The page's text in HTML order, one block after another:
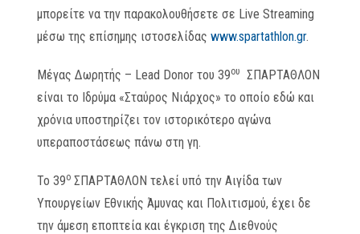
μπορείτε να την παρακολουθήσετε σε Live Streaming
μέσω της επίσημης ιστοσελίδαςwww.spartathlon.gr.
Μέγας Δωρητής – Lead Donor του 39ου
ΣΠΑΡΤΑΘΛΟΝ
είναι το Ιδρύμα «Σταύρος Νιάρχος» το οποίο εδώ και
χρόνια υποστηρίζει τον ιστορικότερο αγώνα
υπεραποστάσεως πάνω στη γη.
Το 39ο ΣΠΑΡΤΑΘΛΟΝ τελεί υπό την Αιγίδα των
Υπουργείων Εθνικής Άμυνας και Πολιτισμού, έχει δε
την άμεση εποπτεία και έγκριση της Διεθνούς